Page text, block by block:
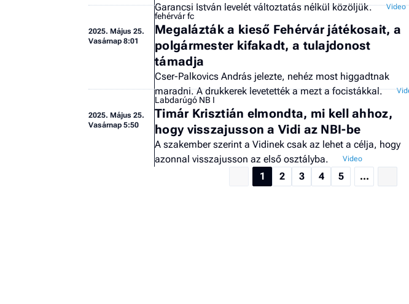
Garancsi István levelét változtatás nélkül közöljük.
2025. Május 25.
Vasárnap 8:01
fehérvár fc
Megalázták a kieső Fehérvár játékosait, a
polgármester kifakadt, a tulajdonost
támadja
Cser-Palkovics András jelezte, nehéz most higgadtnak
maradni. A drukkerek levetették a mezt a focistákkal.
2025. Május 25.
Vasárnap 5:50
Labdarúgó NB I
Timár Krisztián elmondta, mi kell ahhoz,
hogy visszajusson a Vidi az NBI-be
A szakember szerint a Vidinek csak az lehet a célja, hogy
azonnal visszajusson az első osztályba.
1
2 3 4 5 ...